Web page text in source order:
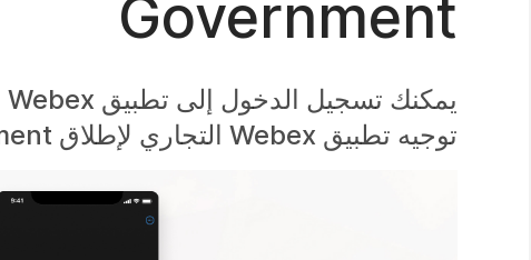
Government
توجيه تطبيق Webex التجاري لإطلاق Webex for Government.